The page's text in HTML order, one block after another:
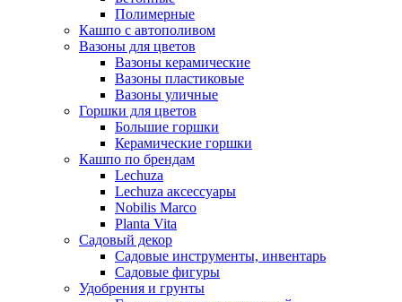
Полимерные
Кашпо с автополивом
Вазоны для цветов
Вазоны керамические
Вазоны пластиковые
Вазоны уличные
Горшки для цветов
Большие горшки
Керамические горшки
Кашпо по брендам
Lechuza
Lechuza аксессуары
Nobilis Marco
Planta Vita
Садовый декор
Садовые инструменты, инвентарь
Садовые фигуры
Удобрения и грунты